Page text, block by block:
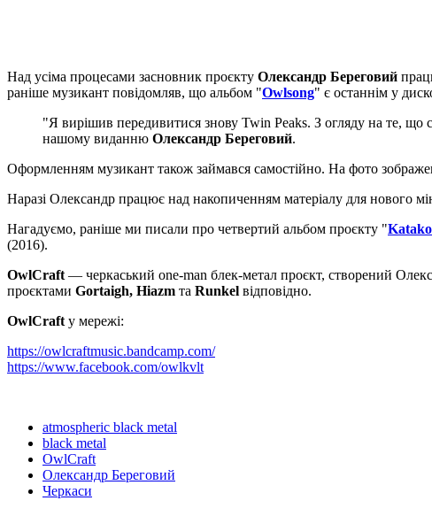
Над усіма процесами засновник проєкту Олександр Береговий
раніше музикант повідомляв, що альбом "Owlsong" є останнім у
"Я вирішив передивитися знову Twin Peaks. З огляду на те, що
нашому виданню Олександр Береговий.
Оформленням музикант також займався самостійно. На фото
Наразі Олександр працює над накопиченням матеріалу для нового
Нагадуємо, раніше ми писали про четвертий альбом проєкту "
(2016).
OwlCraft — черкаський one-man блек-метал проєкт, створений
проєктами Gortaigh, Hiazm та Runkel відповідно.
OwlCraft у мережі:
https://owlcraftmusic.bandcamp.com/
https://www.facebook.com/owlkvlt
atmospheric black metal
black metal
OwlCraft
Олександр Береговий
Черкаси